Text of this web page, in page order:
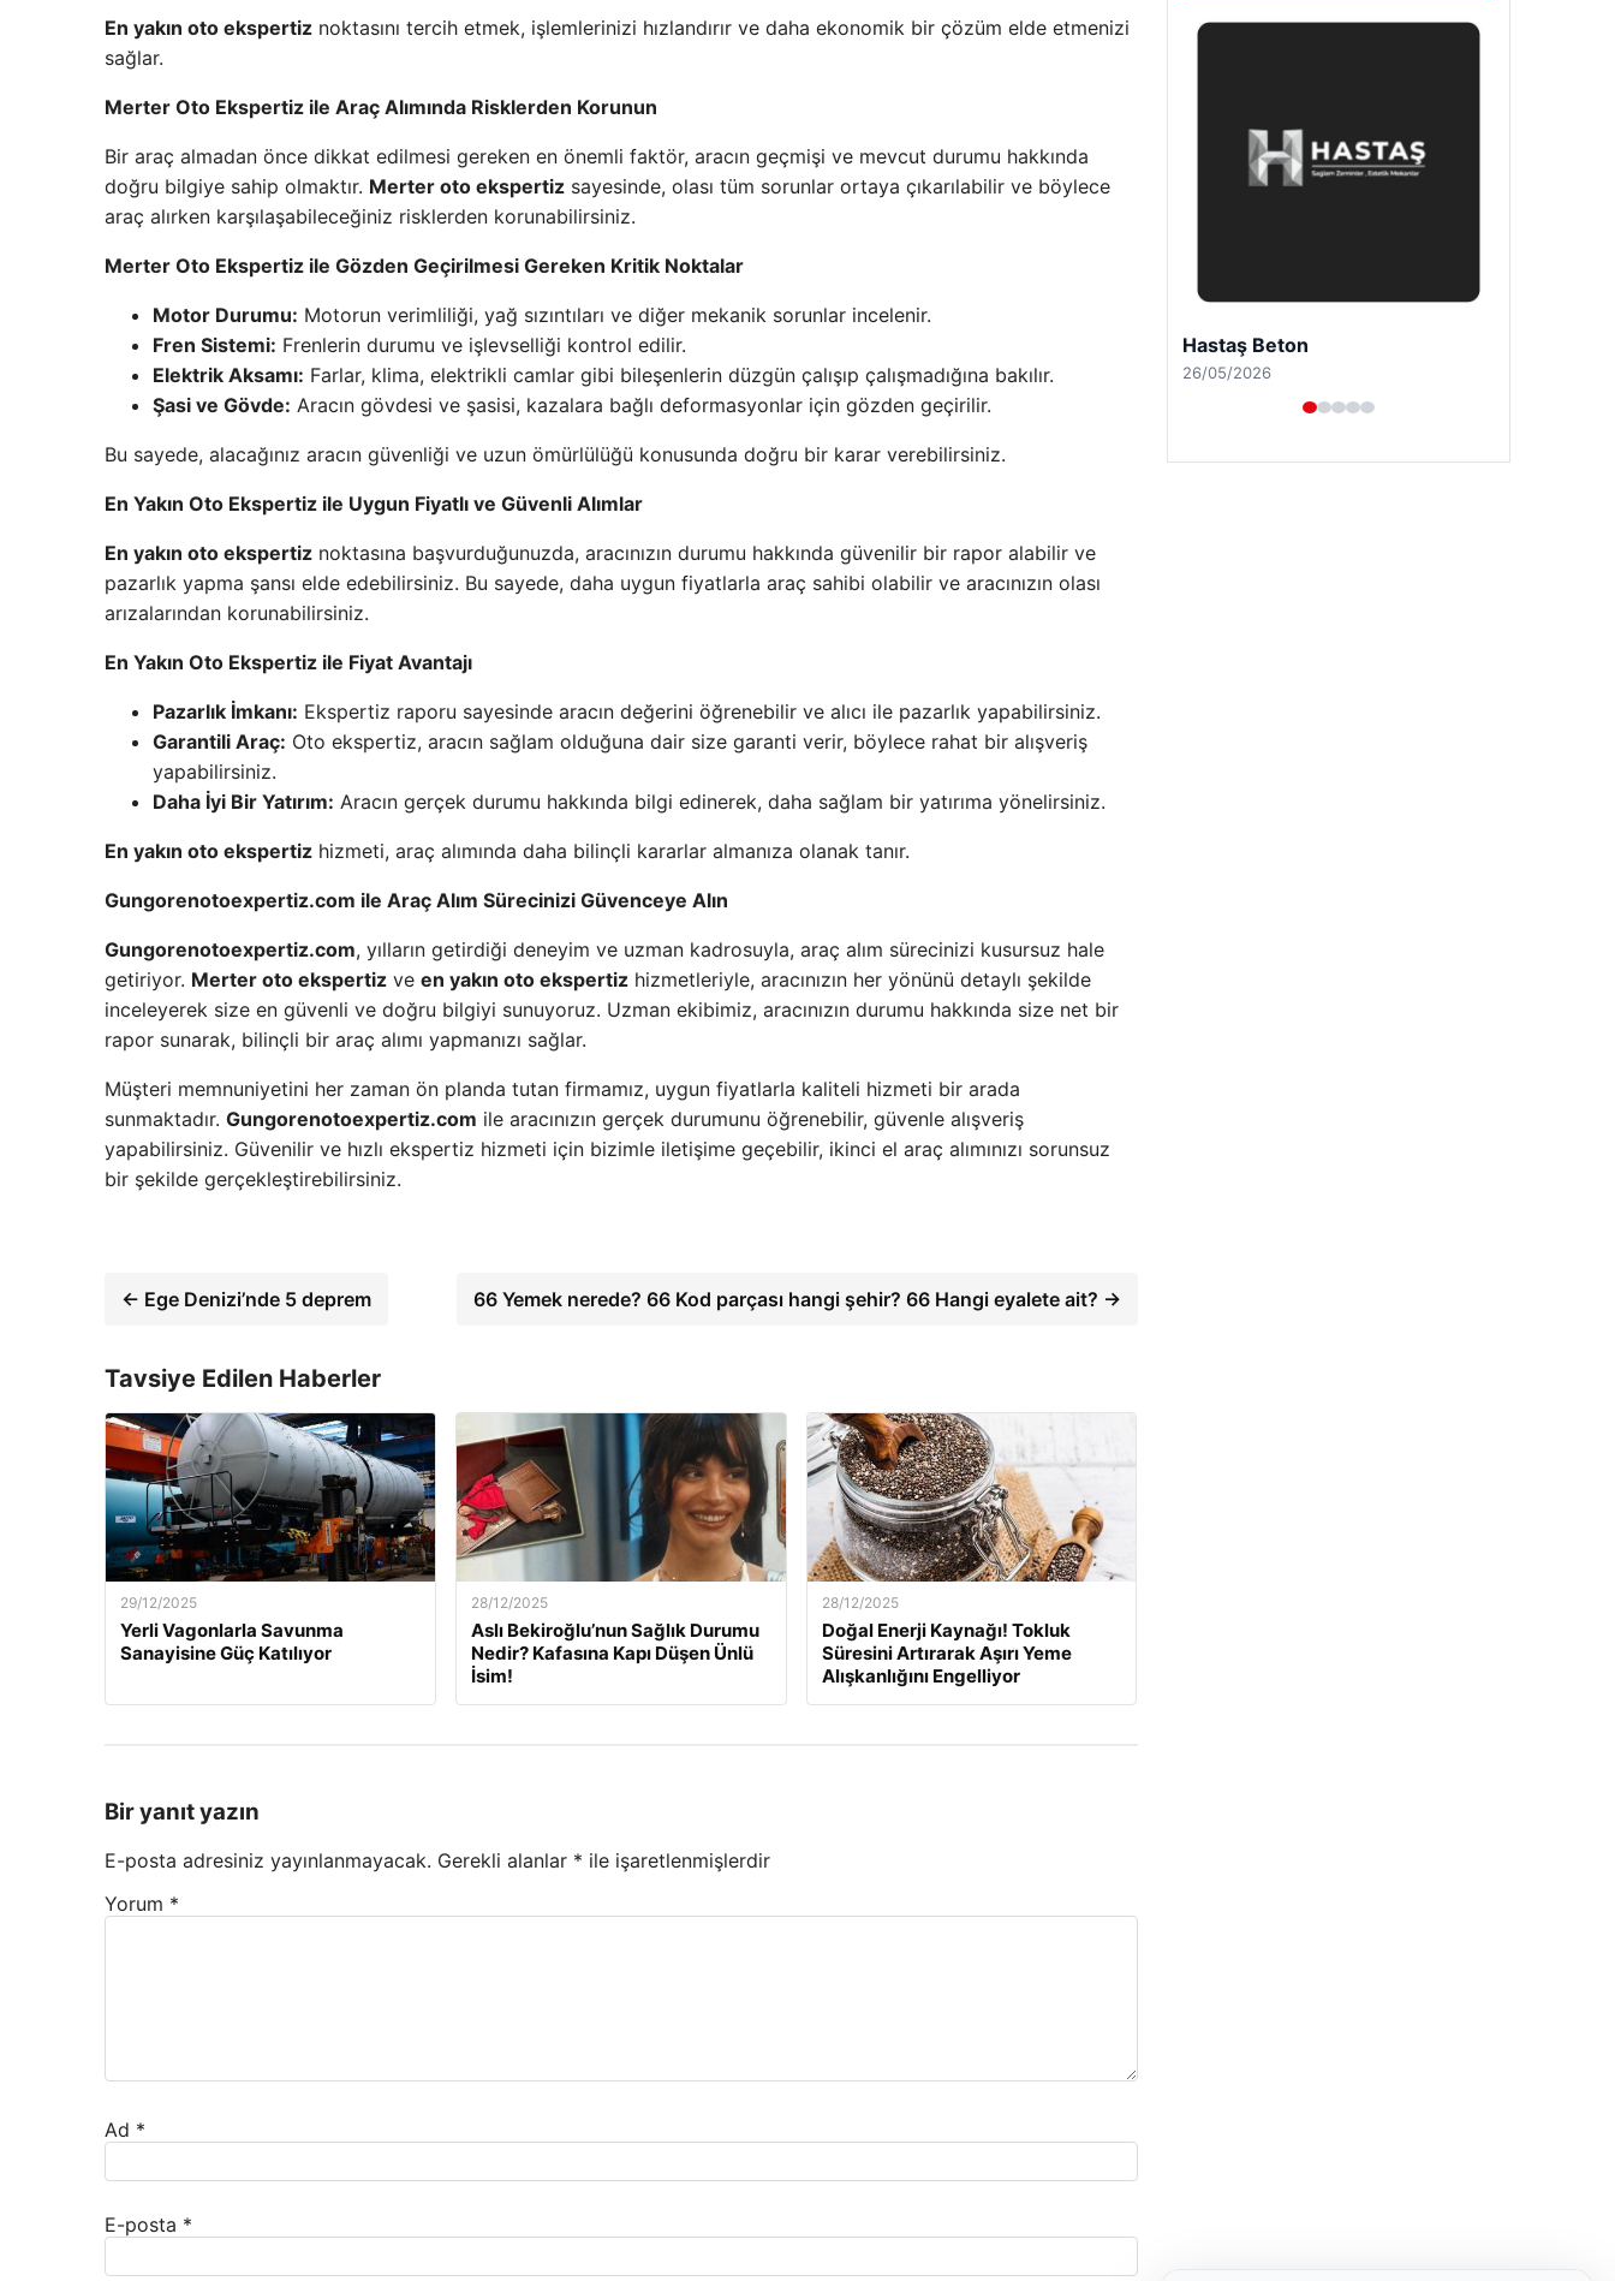
En yakın oto ekspertiz noktasını tercih etmek, işlemlerinizi hızlandırır ve daha ekonomik bir çözüm elde etmenizi
sağlar.
Merter Oto Ekspertiz ile Araç Alımında Risklerden Korunun
Bir araç almadan önce dikkat edilmesi gereken en önemli faktör, aracın geçmişi ve mevcut durumu hakkında
doğru bilgiye sahip olmaktır. Merter oto ekspertiz sayesinde, olası tüm sorunlar ortaya çıkarılabilir ve böylece
araç alırken karşılaşabileceğiniz risklerden korunabilirsiniz.
Merter Oto Ekspertiz ile Gözden Geçirilmesi Gereken Kritik Noktalar
Motor Durumu: Motorun verimliliği, yağ sızıntıları ve diğer mekanik sorunlar incelenir.
Fren Sistemi: Frenlerin durumu ve işlevselliği kontrol edilir.
Elektrik Aksamı: Farlar, klima, elektrikli camlar gibi bileşenlerin düzgün çalışıp çalışmadığına bakılır.
Şasi ve Gövde: Aracın gövdesi ve şasisi, kazalara bağlı deformasyonlar için gözden geçirilir.
Bu sayede, alacağınız aracın güvenliği ve uzun ömürlülüğü konusunda doğru bir karar verebilirsiniz.
En Yakın Oto Ekspertiz ile Uygun Fiyatlı ve Güvenli Alımlar
En yakın oto ekspertiz noktasına başvurduğunuzda, aracınızın durumu hakkında güvenilir bir rapor alabilir ve
pazarlık yapma şansı elde edebilirsiniz. Bu sayede, daha uygun fiyatlarla araç sahibi olabilir ve aracınızın olası
arızalarından korunabilirsiniz.
En Yakın Oto Ekspertiz ile Fiyat Avantajı
Pazarlık İmkanı: Ekspertiz raporu sayesinde aracın değerini öğrenebilir ve alıcı ile pazarlık yapabilirsiniz.
Garantili Araç: Oto ekspertiz, aracın sağlam olduğuna dair size garanti verir, böylece rahat bir alışveriş
yapabilirsiniz.
Daha İyi Bir Yatırım: Aracın gerçek durumu hakkında bilgi edinerek, daha sağlam bir yatırıma yönelirsiniz.
En yakın oto ekspertiz hizmeti, araç alımında daha bilinçli kararlar almanıza olanak tanır.
Gungorenotoexpertiz.com ile Araç Alım Sürecinizi Güvenceye Alın
Gungorenotoexpertiz.com, yılların getirdiği deneyim ve uzman kadrosuyla, araç alım sürecinizi kusursuz hale
getiriyor. Merter oto ekspertiz ve en yakın oto ekspertiz hizmetleriyle, aracınızın her yönünü detaylı şekilde
inceleyerek size en güvenli ve doğru bilgiyi sunuyoruz. Uzman ekibimiz, aracınızın durumu hakkında size net bir
rapor sunarak, bilinçli bir araç alımı yapmanızı sağlar.
Müşteri memnuniyetini her zaman ön planda tutan firmamız, uygun fiyatlarla kaliteli hizmeti bir arada
sunmaktadır. Gungorenotoexpertiz.com ile aracınızın gerçek durumunu öğrenebilir, güvenle alışveriş
yapabilirsiniz. Güvenilir ve hızlı ekspertiz hizmeti için bizimle iletişime geçebilir, ikinci el araç alımınızı sorunsuz
bir şekilde gerçekleştirebilirsiniz.
← Ege Denizi’nde 5 deprem 66 Yemek nerede? 66 Kod parçası hangi şehir? 66 Hangi eyalete ait? →
Tavsiye Edilen Haberler
29/12/2025
Yerli Vagonlarla Savunma
Sanayisine Güç Katılıyor
28/12/2025
Aslı Bekiroğlu’nun Sağlık Durumu
Nedir? Kafasına Kapı Düşen Ünlü
İsim!
28/12/2025
Doğal Enerji Kaynağı! Tokluk
Süresini Artırarak Aşırı Yeme
Alışkanlığını Engelliyor
Bir yanıt yazın
E-posta adresiniz yayınlanmayacak. Gerekli alanlar * ile işaretlenmişlerdir
Yorum *
Ad *
E-posta *
Prenses Night Club
29/04/2026